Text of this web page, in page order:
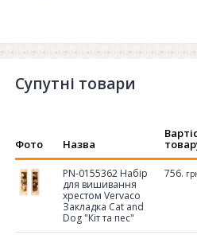
Супутні товари
Фото Назва
PN-0155362 Набір
для вишивання
хрестом Vervaco
Закладка Cat and
Dog "Кіт та пес"
756.